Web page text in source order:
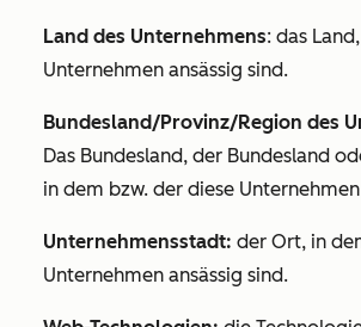
Land des Unternehmens: das
Unternehmen ansässig sind.
Bundesland/Provinz/Region des
Das Bundesland, der Bundesland
in dem bzw. der diese
Unternehmensstadt: der Ort, in
Unternehmen ansässig sind.